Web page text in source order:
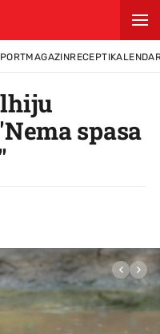
MAGAZINRECEPTI
spasa